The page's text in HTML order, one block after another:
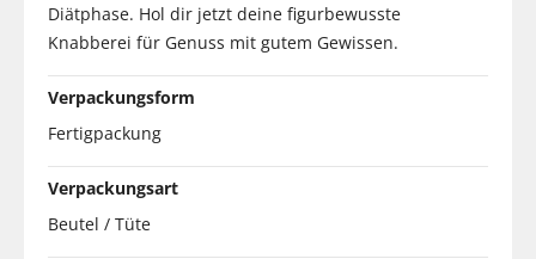
Diätphase. Hol dir jetzt deine figurbewusste
Knabberei für Genuss mit gutem Gewissen.
Verpackungsform
Fertigpackung
Verpackungsart
Beutel / Tüte